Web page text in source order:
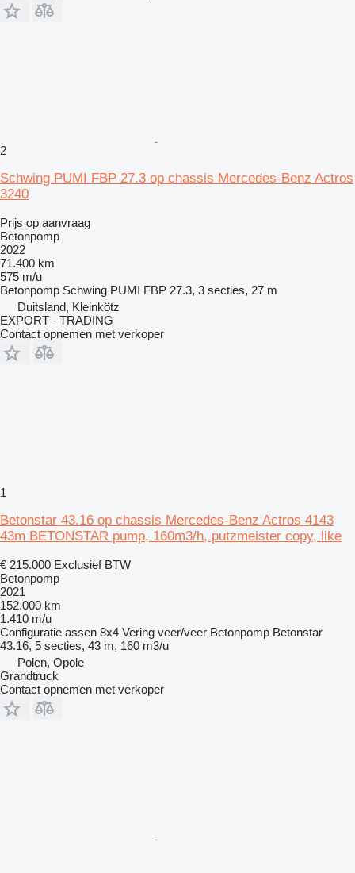
2
Schwing PUMI FBP 27.3 op chassis Mercedes-Benz Actros
3240
Prijs op aanvraag
Betonpomp
2022
71.400 km
575 m/u
Betonpomp Schwing PUMI FBP 27.3, 3 secties, 27 m
Duitsland, Kleinkötz
EXPORT - TRADING
Contact opnemen met verkoper
1
Betonstar 43.16 op chassis Mercedes-Benz Actros 4143
43m BETONSTAR pump, 160m3/h, putzmeister copy, like
€ 215.000 Exclusief BTW
Betonpomp
2021
152.000 km
1.410 m/u
Configuratie assen 8x4 Vering veer/veer Betonpomp Betonstar
43.16, 5 secties, 43 m, 160 m3/u
Polen, Opole
Grandtruck
Contact opnemen met verkoper